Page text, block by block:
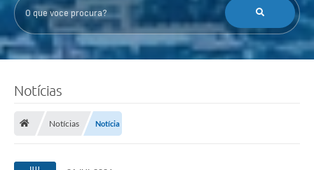
O que voce procura?
Notícias
Notícias Notícia